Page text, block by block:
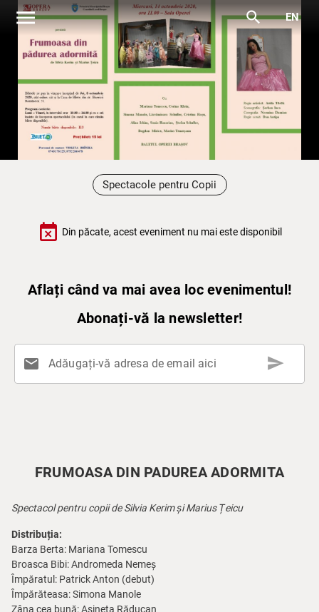
menu search EN
Spectacole pentru Copii
event_busy Din păcate, acest eveniment nu mai este disponibil
Aflați când va mai avea loc evenimentul!
Abonați-vă la newsletter!
mail Adăugați-vă adresa de email aici send
FRUMOASA DIN PADUREA ADORMITA
Spectacol pentru copii de Silvia Kerim și Marius Țeicu
Distribuția:
Barza Berta: Mariana Tomescu
Broasca Bibi: Andromeda Nemeș
Împăratul: Patrick Anton (debut)
Împărăteasa: Simona Manole
Zâna cea bună: Asineta Răducan